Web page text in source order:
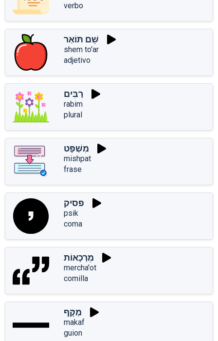
verbo
שֵׁם תּוֹאַר
shem to'ar
adjetivo
רַבִּים
rabim
plural
מִשְׁפָּט
mishpat
frase
פסיק
psik
coma
מֵרְכָאוֹת
mercha'ot
comilla
מַקָּף
makaf
guion